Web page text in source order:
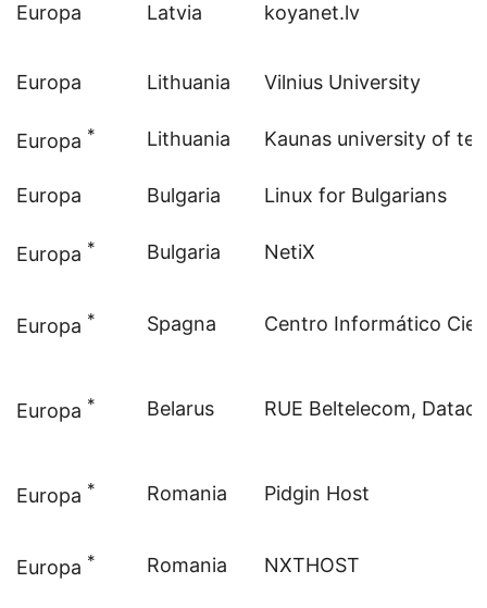
Europa Latvia koyanet.lv
Europa Lithuania Vilnius University
Europa * Lithuania Kaunas university of
Europa Bulgaria Linux for Bulgarians
Europa * Bulgaria NetiX
Europa * Spagna Centro Informático
Europa * Belarus RUE Beltelecom,
Europa * Romania Pidgin Host
Europa * Romania NXTHOST